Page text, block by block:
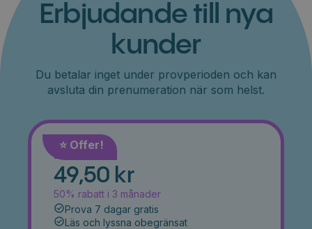
Erbjudande till nya
kunder
Du betalar inget under provperioden och kan
avsluta din prenumeration när som helst.
⭐️ Offer!
Månad
49,50 kr
50% rabatt i 3 månader
Prova 7 dagar gratis
Läs och lyssna obegränsat